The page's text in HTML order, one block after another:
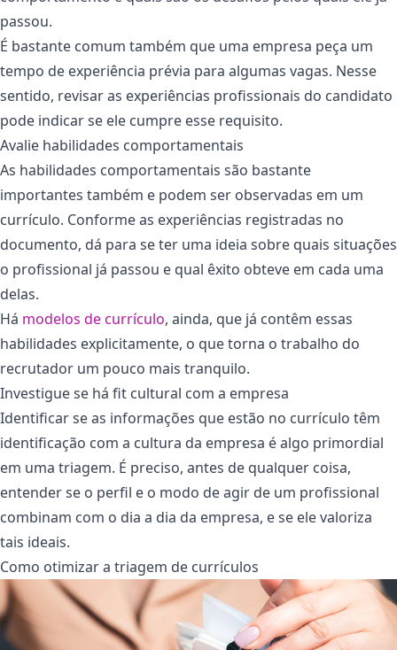
passou.
É bastante comum também que uma empresa peça um
tempo de experiência prévia para algumas vagas. Nesse
sentido, revisar as experiências profissionais do candidato
pode indicar se ele cumpre esse requisito.
Avalie habilidades comportamentais
As habilidades comportamentais são bastante
importantes também e podem ser observadas em um
currículo. Conforme as experiências registradas no
documento, dá para se ter uma ideia sobre quais situações
o profissional já passou e qual êxito obteve em cada uma
delas.
Há modelos de currículo, ainda, que já contêm essas
habilidades explicitamente, o que torna o trabalho do
recrutador um pouco mais tranquilo.
Investigue se há fit cultural com a empresa
Identificar se as informações que estão no currículo têm
identificação com a cultura da empresa é algo primordial
em uma triagem. É preciso, antes de qualquer coisa,
entender se o perfil e o modo de agir de um profissional
combinam com o dia a dia da empresa, e se ele valoriza
tais ideais.
Como otimizar a triagem de currículos